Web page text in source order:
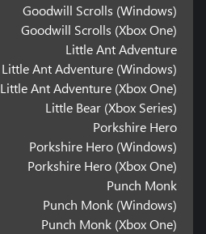
Goodwill Scrolls (Windows)
Goodwill Scrolls (Xbox One)
Little Ant Adventure
Little Ant Adventure (Windows)
Little Ant Adventure (Xbox One)
Little Bear (Xbox Series)
Porkshire Hero
Porkshire Hero (Windows)
Porkshire Hero (Xbox One)
Punch Monk
Punch Monk (Windows)
Punch Monk (Xbox One)